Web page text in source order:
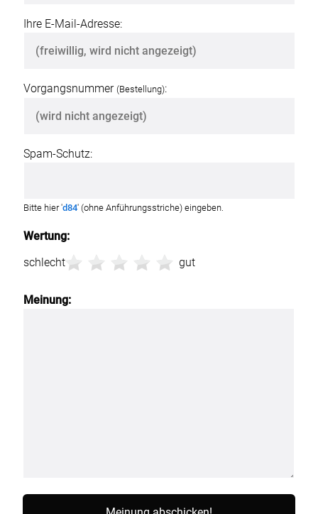
Wertung:
schlecht
gut
Meinung:
Ihre E-Mail-Adresse:
Vorgangsnummer (Bestellung):
Spam-Schutz:
Bitte hier 'd84' (ohne Anführungsstriche) eingeben.